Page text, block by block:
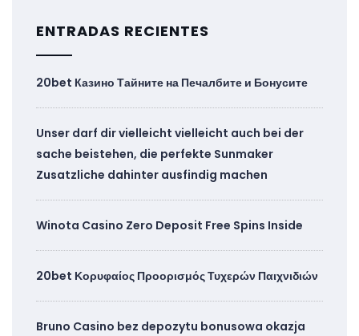
ENTRADAS RECIENTES
20bet Казино Тайните на Печалбите и Бонусите
Unser darf dir vielleicht vielleicht auch bei der
sache beistehen, die perfekte Sunmaker
Zusatzliche dahinter ausfindig machen
Winota Casino Zero Deposit Free Spins Inside
20bet Κορυφαίος Προορισμός Τυχερών Παιχνιδιών
Bruno Casino bez depozytu bonusowa okazja